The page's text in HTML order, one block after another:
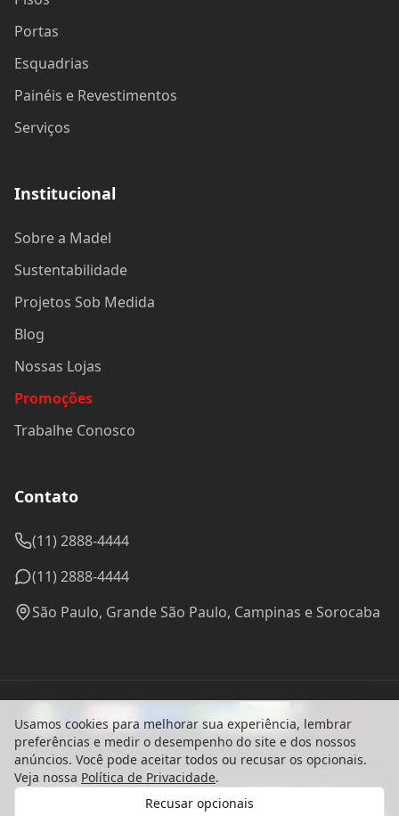
Portas
Esquadrias
Painéis e Revestimentos
Serviços
Institucional
Sobre a Madel
Sustentabilidade
Projetos Sob Medida
Blog
Nossas Lojas
Promoções
Trabalhe Conosco
Contato
(11) 2888-4444
(11) 2888-4444
São Paulo, Grande São Paulo, Campinas e Sorocaba
© 2024 Madel Madeiras. CNPJ: 57.314.288/0001-96 - Todos os
Usamos cookies para melhorar sua experiência, lembrar
preferências e medir o desempenho do site e dos nossos
anúncios. Você pode aceitar todos ou recusar os opcionais.
Veja nossa Política de Privacidade.
Recusar opcionais